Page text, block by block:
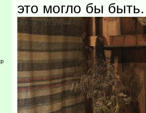
это могло бы быть.